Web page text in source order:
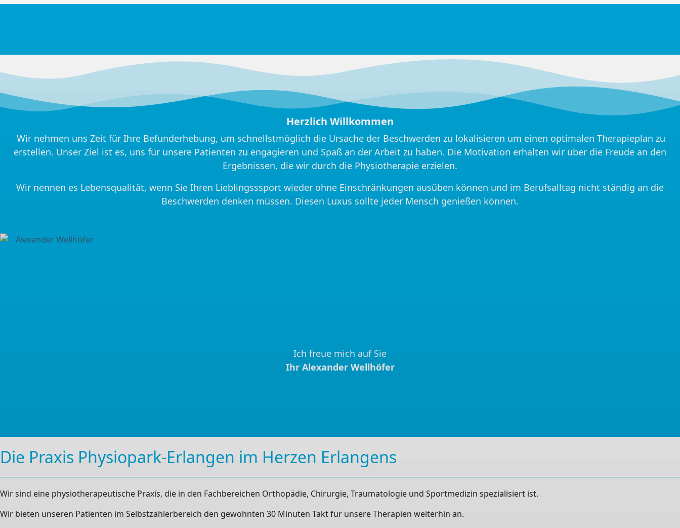
Herzlich Willkommen
Wir nehmen uns Zeit für Ihre Befunderhebung, um schnellstmöglich die Ursache der Beschwerden zu lokalisieren um einen optimalen Therapieplan zu
erstellen. Unser Ziel ist es, uns für unsere Patienten zu engagieren und Spaß an der Arbeit zu haben. Die Motivation erhalten wir über die Freude an den
Ergebnissen, die wir durch die Physiotherapie erzielen.
Wir nennen es Lebensqualität, wenn Sie Ihren Lieblingsssport wieder ohne Einschränkungen ausüben können und im Berufsalltag nicht ständig an die
Beschwerden denken müssen. Diesen Luxus sollte jeder Mensch genießen können.
Ich freue mich auf Sie
Ihr Alexander Wellhöfer
Die Praxis Physiopark-Erlangen im Herzen Erlangens
Wir sind eine physiotherapeutische Praxis, die in den Fachbereichen Orthopädie, Chirurgie, Traumatologie und Sportmedizin spezialisiert ist.
Wir bieten unseren Patienten im Selbstzahlerbereich den gewohnten 30 Minuten Takt für unsere Therapien weiterhin an.